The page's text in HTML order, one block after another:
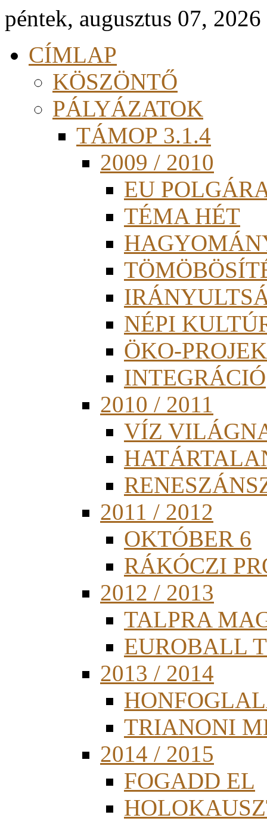
péntek, augusztus 07, 2026
CÍMLAP
KÖSZÖNTŐ
PÁLYÁZATOK
TÁMOP 3.1.4
2009 / 2010
EU
TÉMA HÉT
NÉPI
ÖKO-
INTEGRÁCIÓ
2010 / 2011
VÍZ
2011 / 2012
OKTÓBER 6
RÁKÓCZI
2012 / 2013
TALPRA
EUROBALL
2013 / 2014
TRIANONI
2014 / 2015
FOGADD EL